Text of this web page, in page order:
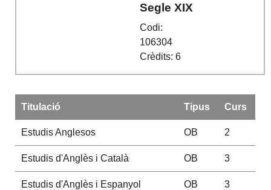
Segle XIX
Codi:
106304
Crèdits: 6
Titulació Tipus Curs
Estudis Anglesos OB 2
Estudis d'Anglès i Català OB 3
Estudis d'Anglès i Espanyol OB 3